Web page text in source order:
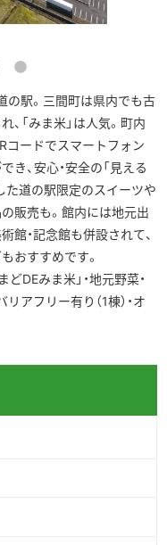
の駅。三間町は県内でも古
「みま米」は人気。町内
コードでスマートフォン
、安心・安全の「見える
た道の駅限定のスイーツや
販売も。館内には地元出
・記念館も併設されて、
おすすめです。
DEみま米」・地元野菜・
アフリー有り（1棟）・オ